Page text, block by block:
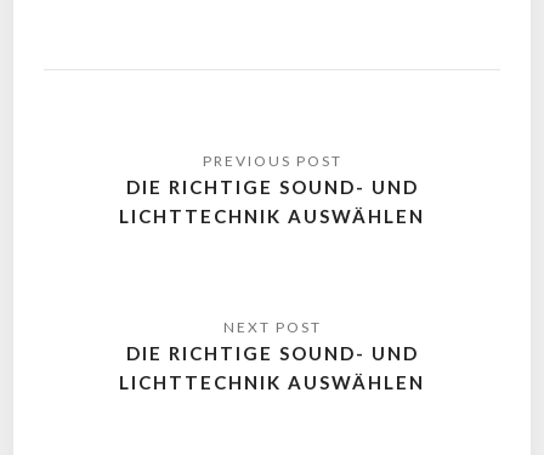
DIE RICHTIGE SOUND- UND
LICHTTECHNIK AUSWÄHLEN
DIE RICHTIGE SOUND- UND
LICHTTECHNIK AUSWÄHLEN